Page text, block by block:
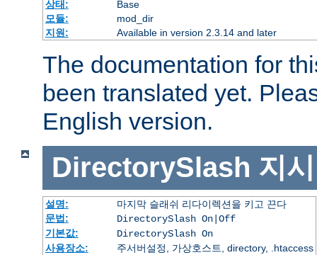
상태:
Base
모듈:
mod_dir
지원:
Available in version 2.3.14 and later
The documentation for
been translated yet.
English version.
DirectorySlash 지
설명:
마지막 슬래쉬 리다이렉션을 키고 끈다
문법:
DirectorySlash On|Off
기본값:
DirectorySlash On
사용장소:
주서버설정, 가상호스트, directory, .htaccess